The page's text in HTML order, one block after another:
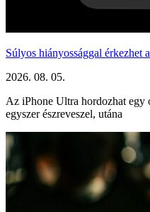
Súlyos hiányossággal érkezhet
2026. 08. 05.
Az iPhone Ultra hordozhat egy
egyszer észreveszel, utána